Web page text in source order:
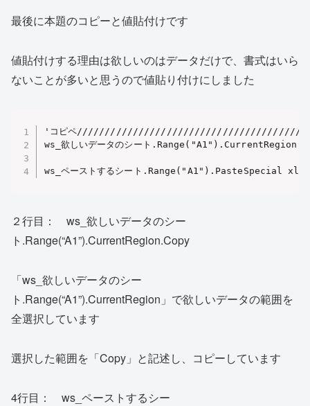
最後に本題のコピーと値貼付けです
値貼付けする理由は欲しいのはデータだけで、書式はいら
ないことが多いと思うので値貼り付けにしました
'コピペ
ws_欲しいデータのシート
ws_ペーストするシート.Range("A1").PasteSpecial
２行目： ws_欲しいデータのシー
ト.Range(“A1”).CurrentRegion.Copy
「ws_欲しいデータのシー
ト.Range(“A1”).CurrentRegion」で欲しいデータの範囲を
全選択しています
選択した範囲を「Copy」と記述し、コピーしています
4行目： ws_ペーストするシー